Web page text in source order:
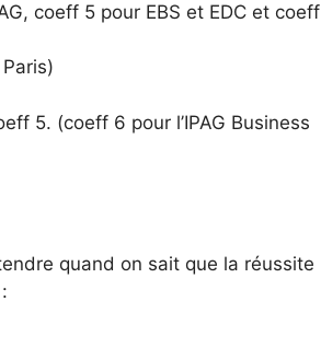
coeff 5 pour EBS et EDC et coeff
5. (coeff 6 pour l’IPAG Business
quand on sait que la réussite